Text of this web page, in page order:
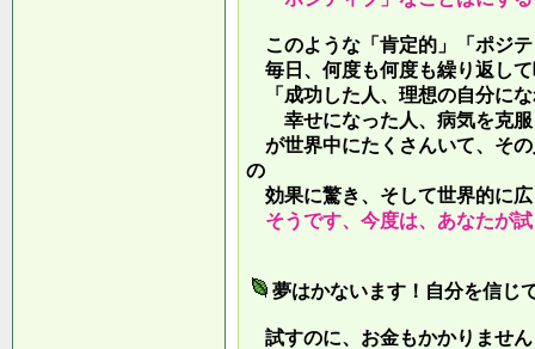
このような「肯定的」「ポジ
毎日、何度も何度も繰り返し
「成功した人、理想の自分に
幸せになった人、病気を克服
が世界中にたくさんいて、そ
の
効果に驚き、そして世界的に
そうです、今度は、あなたが
夢はかないます！自分を信じ
試すのに、お金もかかりませ